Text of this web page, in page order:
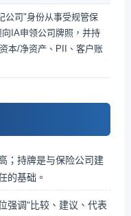
公司"身份从事受规管保
IA申领公司牌照，并持
本/净资产、PII、客户账
；持牌是与保险公司建
的基础。
强调"比较、建议、代表